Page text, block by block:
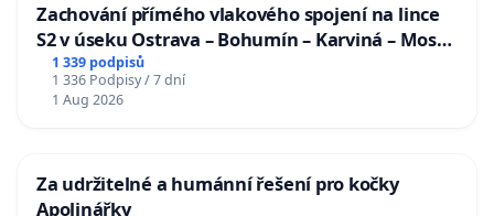
Zachování přímého vlakového spojení na lince
S2 v úseku Ostrava – Bohumín – Karviná – Mosty
u Jablunkova
1 339 podpisů
1 336 Podpisy / 7 dní
1 Aug 2026
Za udržitelné a humánní řešení pro kočky
Apolinářky